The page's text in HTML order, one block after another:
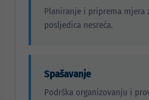
Planiranje i priprema mjera
posljedica nesreća.
Spašavanje
Podrška organizovanju i